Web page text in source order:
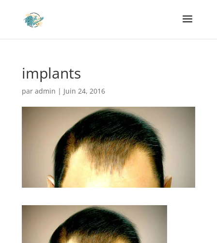
implants
par admin | Juin 24, 2016